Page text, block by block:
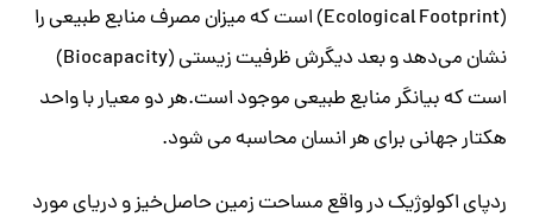
(Ecological Footprint) است که میزان مصرف منابع طبیعی را
نشان می‌دهد و بعد دیگرش ظرفیت‌ زیستی (Biocapacity)
است که بیانگر منابع طبیعی موجود است.هر دو معیار با واحد
هکتار جهانی برای هر انسان محاسبه می شود.
ردپای اکولوژیک در واقع مساحت زمین حاصل‌خیز و دریای مورد